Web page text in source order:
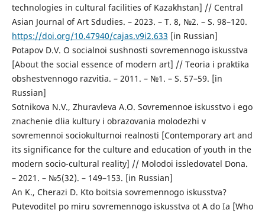
technologies in cultural facilities of Kazakhstan] // Central
Asian Journal of Art Sdudies. – 2023. – T. 8, №2. – S. 98–120.
https://doi.org/10.47940/cajas.v9i2.633 [in Russian]
Potapov D.V. O socialnoi sushnosti sovremennogo iskusstva
[About the social essence of modern art] // Teoria i praktika
obshestvennogo razvitia. – 2011. – №1. – S. 57–59. [in
Russian]
Sotnikova N.V., Zhuravleva A.O. Sovremennoe iskusstvo i ego
znachenie dlia kultury i obrazovania molodezhi v
sovremennoi sociokulturnoi realnosti [Contemporary art and
its significance for the culture and education of youth in the
modern socio-cultural reality] // Molodoi issledovatel Dona.
– 2021. – №5(32). – 149–153. [in Russian]
An K., Cherazi D. Kto boitsia sovremennogo iskusstva?
Putevoditel po miru sovremennogo iskusstva ot A do Ia [Who